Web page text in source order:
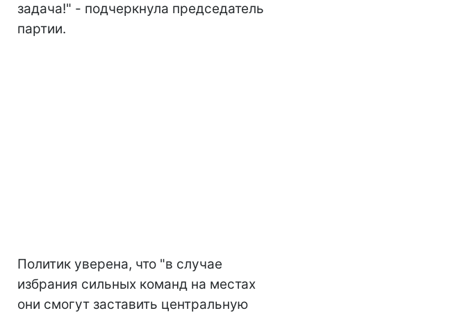
задача!" - подчеркнула председатель
партии.
Политик уверена, что "в случае
избрания сильных команд на местах
они смогут заставить центральную